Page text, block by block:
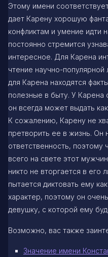
Этому имени
дает Карену хорошую
конфликтам и умение идти
постоянно стремится
интересное. Для Карена
чтение научно-популярной
для Карена находятся
полезные в быту. У Карена
он всегда может выдать
К сожалению, Карену не
претворить ее в жизнь. Он
ответственность, поэтому
всего на свете этот
никто не вторгается в его
пытается диктовать ему
характер, поэтому он
девушку, с которой ему
Возможно, вас также
Значение имени